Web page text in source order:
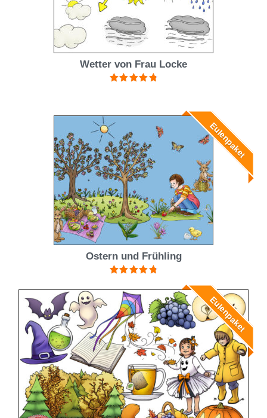
Wetter von Frau Locke
Eulenpaket
Ostern und Frühling
4.88von 5 Eulenpaket